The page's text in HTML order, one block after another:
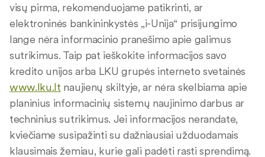
visų pirma, rekomenduojame patikrinti, ar
elektroninės bankininkystės „i-Unija“ prisijungimo
lange nėra informacinio pranešimo apie galimus
sutrikimus. Taip pat ieškokite informacijos savo
kredito unijos arba LKU grupės interneto svetainės
www.lku.lt naujienų skiltyje, ar nėra skelbiama apie
planinius informacinių sistemų naujinimo darbus ar
techninius sutrikimus. Jei informacijos nerandate,
kviečiame susipažinti su dažniausiai užduodamais
klausimais žemiau, kurie gali padėti rasti sprendimą.